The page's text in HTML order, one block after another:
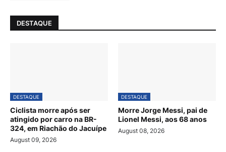
DESTAQUE
DESTAQUE
Ciclista morre após ser
atingido por carro na BR-
324, em Riachão do Jacuípe
August 09, 2026
DESTAQUE
Morre Jorge Messi, pai de
Lionel Messi, aos 68 anos
August 08, 2026